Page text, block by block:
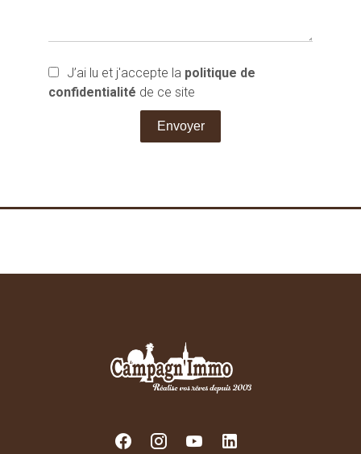
J’ai lu et j'accepte la politique de
confidentialité de ce site
Envoyer